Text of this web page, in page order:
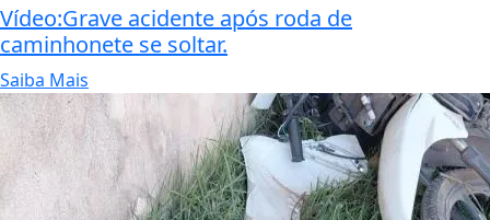
Vídeo:Grave acidente após roda de
caminhonete se soltar.
Saiba Mais